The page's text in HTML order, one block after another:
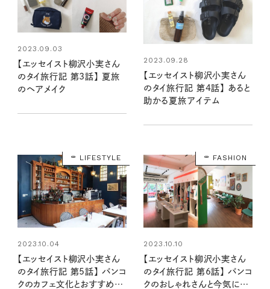
2023.09.03
【エッセイスト柳沢小実さん
のタイ旅行記 第3話】 夏旅
のヘアメイク
2023.09.28
【エッセイスト柳沢小実さん
のタイ旅行記 第4話】 あると
助かる夏旅アイテム
LIFESTYLE
2023.10.04
【エッセイスト柳沢小実さん
のタイ旅行記 第5話】 バンコ
クのカフェ文化とおすすめカ
FASHION
2023.10.10
【エッセイスト柳沢小実さん
のタイ旅行記 第6話】 バンコ
クのおしゃれさんと今気にな